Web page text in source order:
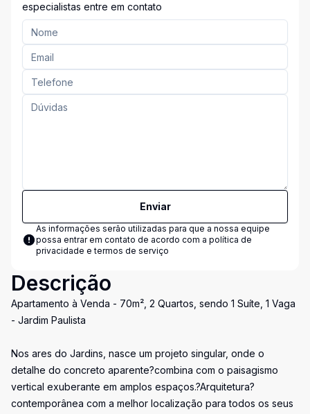
especialistas entre em contato
Enviar
As informações serão utilizadas para que a nossa equipe
possa entrar em contato de acordo com a política de
privacidade e termos de serviço
Descrição
Apartamento à Venda - 70m², 2 Quartos, sendo 1 Suíte, 1 Vaga
- Jardim Paulista
Nos ares do Jardins, nasce um projeto singular, onde o
detalhe do concreto aparente?combina com o paisagismo
vertical exuberante em amplos espaços.?Arquitetura?
contemporânea com a melhor localização para todos os seus